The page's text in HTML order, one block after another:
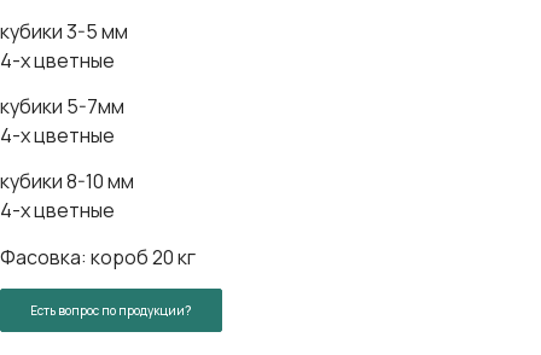
кубики 3-5 мм
4-х цветные
кубики 5-7мм
4-х цветные
кубики 8-10 мм
4-х цветные
Фасовка: короб 20 кг
Есть вопрос по продукции?